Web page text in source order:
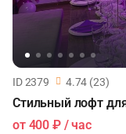
ID 2379 4.74 (23)
Стильный лофт
от 400 ₽/ час